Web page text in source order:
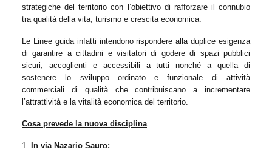
strategiche del territorio con l’obiettivo di rafforzare il connubio
tra qualità della vita, turismo e crescita economica.
Le Linee guida infatti intendono rispondere alla duplice esigenza
di garantire a cittadini e visitatori di godere di spazi pubblici
sicuri, accoglienti e accessibili a tutti nonché a quella di
sostenere lo sviluppo ordinato e funzionale di attività
commerciali di qualità che contribuiscano a incrementare
l’attrattività e la vitalità economica del territorio.
Cosa prevede la nuova disciplina
1. In via Nazario Sauro: